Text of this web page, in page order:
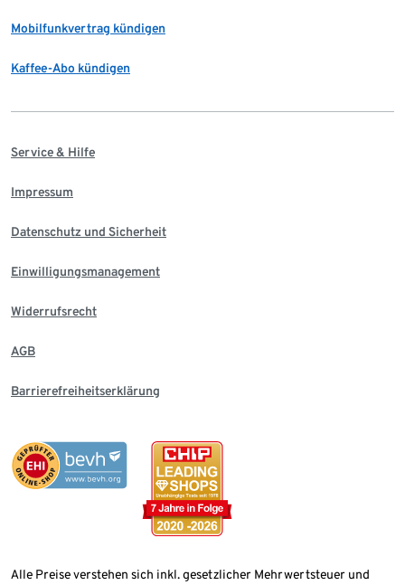
Mobilfunkvertrag kündigen
Kaffee-Abo kündigen
Service & Hilfe
Impressum
Datenschutz und Sicherheit
Einwilligungsmanagement
Widerrufsrecht
AGB
Barrierefreiheitserklärung
Alle Preise verstehen sich inkl. gesetzlicher Mehrwertsteuer und